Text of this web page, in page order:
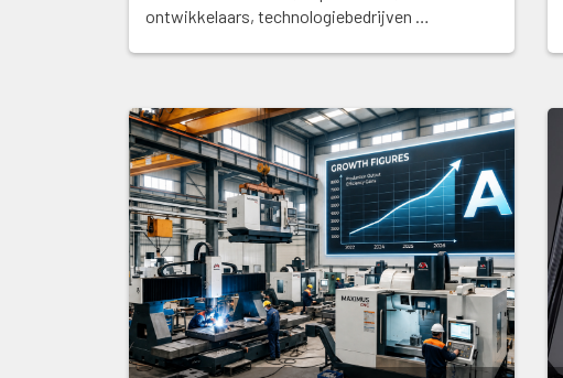
ontwikkelaars, technologiebedrijven …